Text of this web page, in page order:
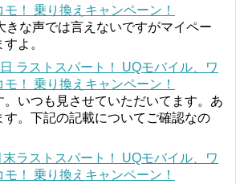
！ 乗り換えキャンペーン！
きな声では言えないですがマイペー
よ。
日 ラストスパート！ UQモバイル、ワ
！ 乗り換えキャンペーン！
。いつも見させていただいてます。あ
す。下記の記載についてご確認なの
末ラストスパート！ UQモバイル、ワ
！ 乗り換えキャンペーン！